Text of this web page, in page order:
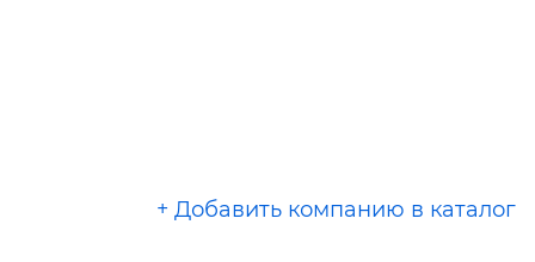
+ Добавить компанию в каталог